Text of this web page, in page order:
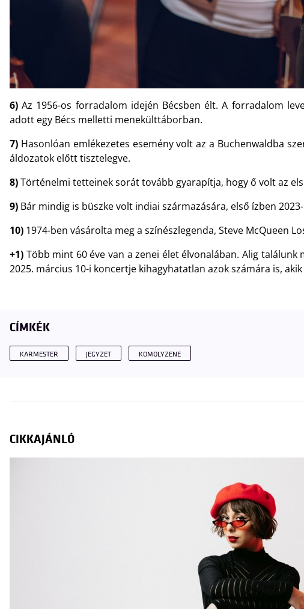
6)Az 1956-os forradalom idején Bécsben élt. A forradalom
adott egy Bécs melletti menekülttáborban.
7) Hasonlóan emlékezetes esemény volt az a Buchenwaldba
áldozatok előtt tisztelegve.
8)Történelmi tetteinek sorát tovább gyarapítja, hogy ő volt az
9) Bár mindig is büszke volt indiai származására, első ízben
10) 1974-ben vásárolta meg a színészlegenda, Steve McQueen
+1) Több mint 60 éve van a zenei élet élvonalában. Alig
2025. március 10-i koncertje kihagyhatatlan azok számára is,
CÍMKÉK
KARMESTER JEGYZET KOMOLYZENE
CIKKAJÁNLÓ